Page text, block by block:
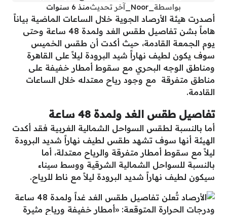
بواسطة آخر تحديثمنذ 6 سنوات
أصدرت هيئة الأرصاد الجوية خلال الساعات الماضية بياناً
هاماً بشن تفاصيل طقس الغد ولمدة 48 ساعة وحتى
يوم الجمعة القادمة، حيث أكدت أن طقس الخميس
سوف يكون لطيف نهاراً شيد البرودة ليلاً على القاهرة
ومناطق الوجه البحري مع سقوط أمطار خفيفة على
مناطق متفرقة مع وجود رياح معتدله خلال الساعات
القادمة.
تفاصيل طقس الغد ولمدة 48 ساعة
أما بالنسبة لطقس السواحل الشمالية الغربية فقد أكدت
الهيئة أنها سوف تشهد طقس لطيف نهاراً شديد البرودة
ليلاً مع سقوط أمطار متفرقة والرياح معتدلة، أما
بالنسبة للسواحل الشمالية الشرقية ووسط سيناء
سيكون لطيف نهاراً شديد البرودة ليلاً مع ناط للرياح.